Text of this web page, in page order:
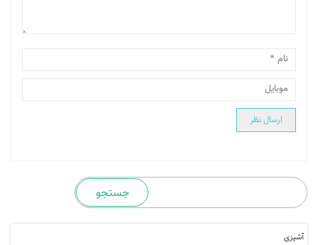
آشپزی